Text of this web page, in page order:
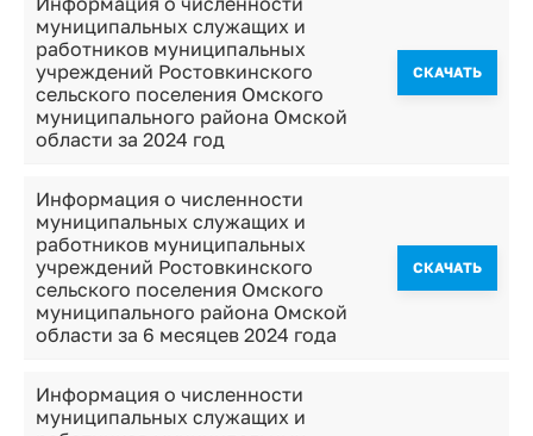
муниципальных служащих и
работников муниципальных
учреждений Ростовкинского
сельского поселения Омского
муниципального района Омской
области за 2024 год
CКАЧАТЬ
Информация о численности
муниципальных служащих и
работников муниципальных
учреждений Ростовкинского
сельского поселения Омского
муниципального района Омской
области за 6 месяцев 2024 года
CКАЧАТЬ
Информация о численности
муниципальных служащих и